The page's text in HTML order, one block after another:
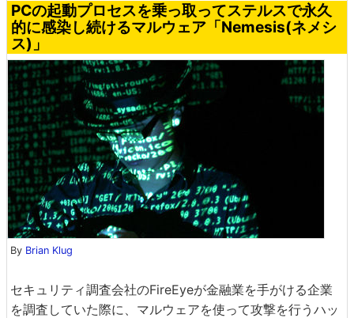
PCの起動プロセスを乗っ取ってステルスで永久
的に感染し続けるマルウェア「Nemesis(ネメシ
ス)」
By Brian Klug
セキュリティ調査会社のFireEyeが金融業を手がける企業
を調査していた際に、マルウェアを使って攻撃を行うハッ